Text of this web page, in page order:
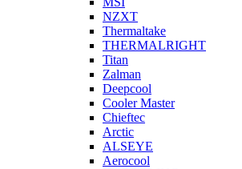
NZXT
Thermaltake
THERMALRIGHT
Titan
Zalman
Deepcool
Cooler Master
Chieftec
Arctic
ALSEYE
Aerocool